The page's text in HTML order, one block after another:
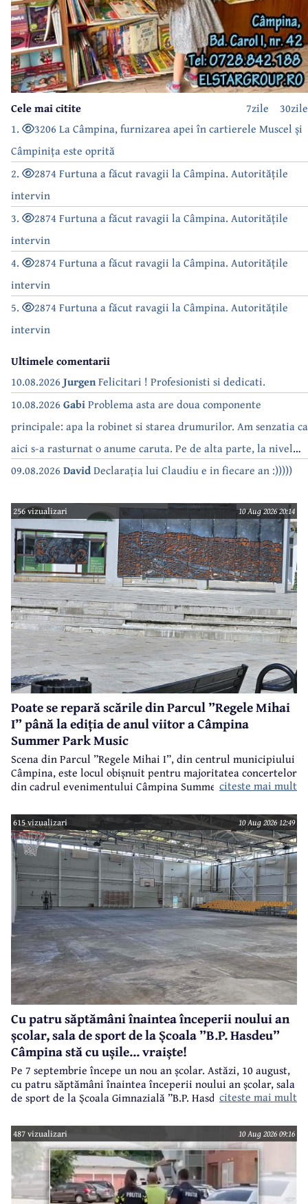
30zile
7zile
Cele mai citite
1.
3206 La Câmpina, furnizarea apei în cartierele Muscel și
Câmpinița este oprită
2.
2874 Furtuna a făcut ravagii la Câmpina. Autoritățile
intervin
3.
2874 Furtuna a făcut ravagii la Câmpina. Autoritățile
intervin
4.
2874 Furtuna a făcut ravagii la Câmpina. Autoritățile
intervin
5.
2874 Furtuna a făcut ravagii la Câmpina. Autoritățile
intervin
Ultimele comentarii
10.08.2026 JurgenFelicitari ! Profesionisti si dedicati.
10.08.2026 GabiProblema asta are doua componente
principale: apa la robinet si starea drumurilor. Am senzatia ca
aici s-a rasturnat o anume caruta. Pe de alta parte, la nivel
national, serialul asta deja a difuzat episoadele 'fara apa' si
09.08.2026 DavidDeclarația lui Claudiu e in fiecare an :)))))
256 vizualizari 10 Aug 2026 20:14
Poate se repară scările din Parcul ”Regele Mihai
I” până la ediția de anul viitor a Câmpina
Summer Park Music
Scena din Parcul ”Regele Mihai I”, din centrul municipiului
Câmpina, este locul obișnuit pentru majoritatea concertelor
din cadrul evenimentului Câmpina Summer Park Music.
citeste mai mult
615 vizualizari 10 Aug 2026 12:49
Cu patru săptămâni înaintea începerii noului an
școlar, sala de sport de la Școala ”B.P. Hasdeu”
Câmpina stă cu ușile... vraiște!
Pe 7 septembrie începe un nou an școlar. Astăzi, 10 august,
cu patru săptămâni înaintea începerii noului an școlar, sala
de sport de la Școala Gimnazială ”B.P. Hasdeu” din Câmpina
citeste mai mult
487 vizualizari 10 Aug 2026 09:16